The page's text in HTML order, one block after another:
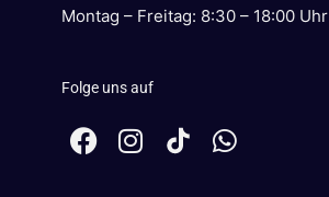
Montag – Freitag: 8:30 – 18:00 Uhr
Folge uns auf
F
a
I
n
W
h